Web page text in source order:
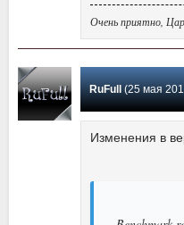
Очень приятно,
RuFull(25 мая 2015
Изменения в